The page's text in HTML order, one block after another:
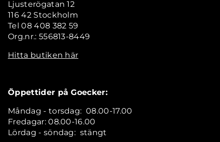
Ljusterögatan 12
116 42 Stockholm
Tel 08 408 382 59
Org.nr.: 556813-8449
Hitta butiken här
Öppettider på Goecker:
Måndag - torsdag: 08.00-17.00
Fredagar: 08.00-16.00
Lördag - söndag: stängt